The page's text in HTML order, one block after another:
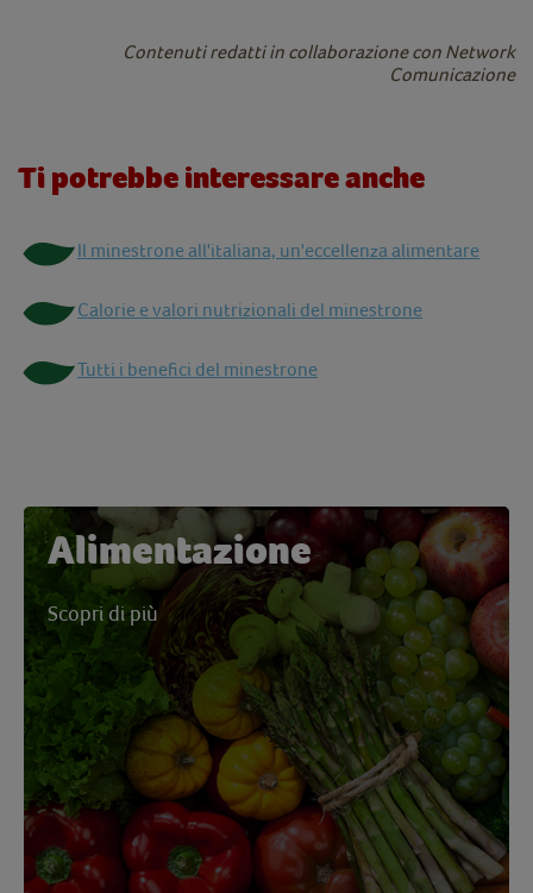
Contenuti redatti in collaborazione con Network
Comunicazione
Ti potrebbe interessare anche
Il minestrone all'italiana, un'eccellenza alimentare
Calorie e valori nutrizionali del minestrone
Tutti i benefici del minestrone
Alimentazione
Scopri di più